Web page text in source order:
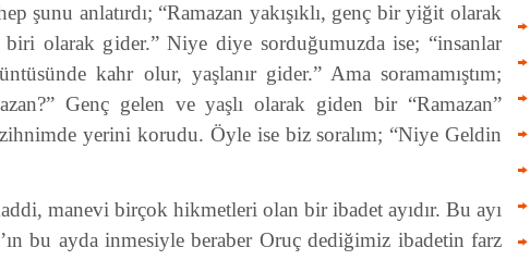
şunu anlatırdı; “Ramazan yakışıklı, genç bir yiğit olarak
biri olarak gider.” Niye diye sorduğumuzda ise; “insanlar
kahr olur, yaşlanır gider.” Ama soramamıştım;
Genç gelen ve yaşlı olarak giden bir “Ramazan”
yerini korudu. Öyle ise biz soralım; “Niye Geldin
manevi birçok hikmetleri olan bir ibadet ayıdır. Bu ayı
bu ayda inmesiyle beraber Oruç dediğimiz ibadetin farz